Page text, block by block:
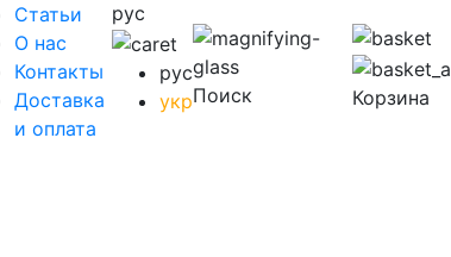
Cтатьи
O нас
Контакты
Доставка
и оплата
рус
рус
укрПоиск Корзина